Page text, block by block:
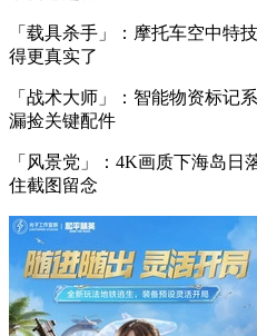
「载具杀手」：摩托车空中特
得更真实了
「战术大师」：智能物资标记
漏捡关键配件
「风景党」：4K画质下海岛日
住截图留念